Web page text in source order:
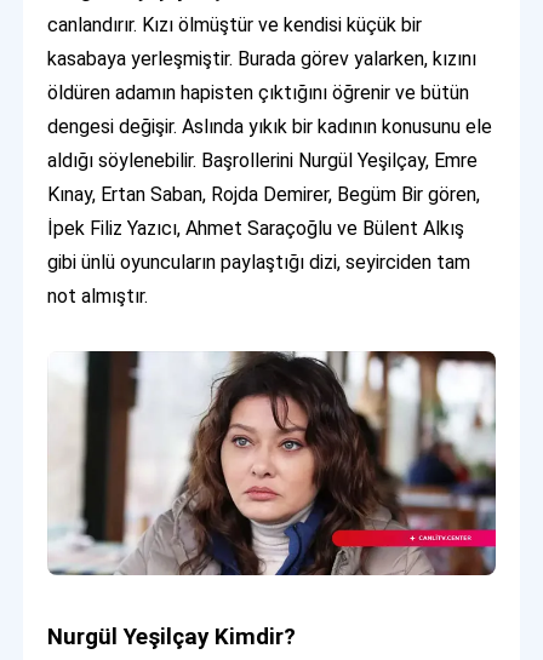
canlandırır. Kızı ölmüştür ve kendisi küçük bir
kasabaya yerleşmiştir. Burada görev yalarken, kızını
öldüren adamın hapisten çıktığını öğrenir ve bütün
dengesi değişir. Aslında yıkık bir kadının konusunu ele
aldığı söylenebilir. Başrollerini Nurgül Yeşilçay, Emre
Kınay, Ertan Saban, Rojda Demirer, Begüm Bir gören,
İpek Filiz Yazıcı, Ahmet Saraçoğlu ve Bülent Alkış
gibi ünlü oyuncuların paylaştığı dizi, seyirciden tam
not almıştır.
Nurgül Yeşilçay Kimdir?